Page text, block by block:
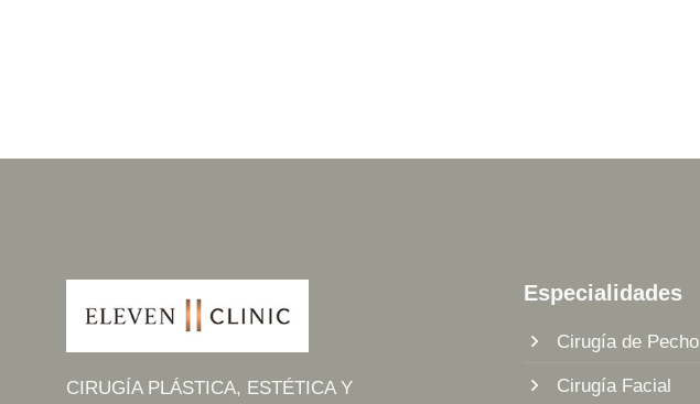
CIRUGÍA PLÁSTICA, ESTÉTICA Y
Especialidades
Cirugía de Pecho
Cirugía Facial